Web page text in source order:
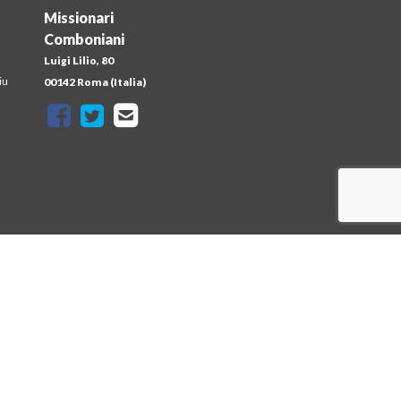
Missionari
Comboniani
Luigi Lilio, 80
00142 Roma (Italia)